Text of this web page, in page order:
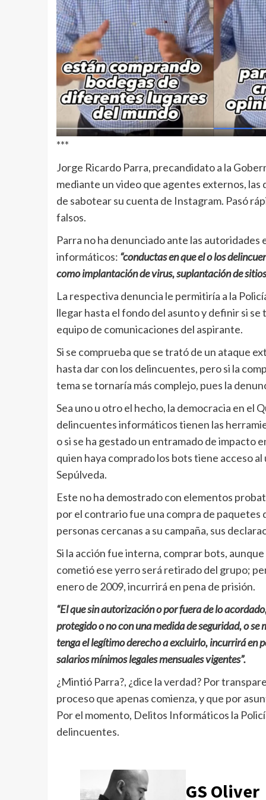
***
Jorge Ricardo Parra, precandidato a la
mediante un video que agentes externos,
de sabotear su cuenta de Instagram. Pasó
falsos.
Parra no ha denunciado ante las
informáticos: “conductas en que el o los
como implantación de virus, suplantación de
La respectiva denuncia le permitiría a la
llegar hasta el fondo del asunto y definir si
equipo de comunicaciones del aspirante.
Si se comprueba que se trató de un ataque
hasta dar con los delincuentes, pero si la
tema se tornaría más complejo, pues la
Sea uno u otro el hecho, la democracia en el
delincuentes informáticos tienen las
o si se ha gestado un entramado de impacto
quien haya comprado los bots tiene acceso
Sepúlveda.
Este no ha demostrado con elementos
por el contrario fue una compra de paquetes
personas cercanas a su campaña, sus
Si la acción fue interna, comprar bots,
cometió ese yerro será retirado del grupo;
enero de 2009, incurrirá en pena de prisión.
“El que sin autorización o por fuera de lo
protegido o no con una medida de seguridad, o
tenga el legítimo derecho a excluirlo, incurrirá en
salarios mínimos legales mensuales vigentes”.
¿Mintió Parra?, ¿dice la verdad? Por
proceso que apenas comienza, y que por
Por el momento, Delitos Informáticos la
delincuentes.
GS Oliver